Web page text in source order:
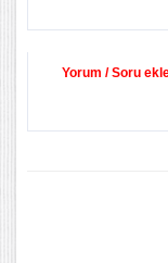
Yorum / Soru